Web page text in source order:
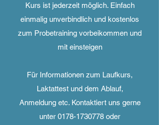
Kurs ist jederzeit möglich. Einfach
einmalig unverbindlich und kostenlos
zum Probetraining vorbeikommen und
mit einsteigen
Für Informationen zum Laufkurs,
Laktattest und dem Ablauf,
Anmeldung etc. Kontaktiert uns gerne
unter 0178-1730778 oder